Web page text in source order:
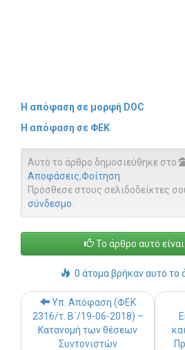
Η απόφαση σε μορφή DOC
Η απόφαση σε ΦΕΚ
Αυτό το άρθρο δημοσιεύθηκε στο
Αποφάσεις,Φοίτηση
Πρόσθεσε στους σελιδοδείκτες
σύνδεσμο
Το άρθρο αυτό
0 άτομα βρήκαν αυτό το
Post
Υπ. Απόφαση (ΦΕΚ
2316/τ. Β΄/19-06-2018) –
Κατανομή των θέσεων
Συντονιστών